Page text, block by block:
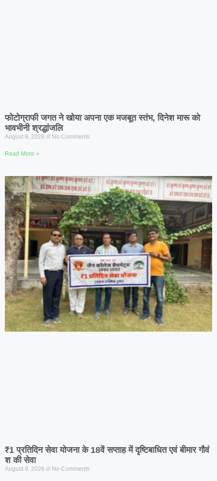
फोटोग्राफी जगत ने खोया अपना एक मजबूत स्तंभ, दिनेश मारू को
भावभीनी श्रद्धांजलि
August 9, 2026 No Comments
Read More »
₹1 प्रतिदिन सेवा योजना के 18वें सप्ताह में दृष्टिबाधित एवं बीमार गौवं
श की सेवा
August 9, 2026 No Comments